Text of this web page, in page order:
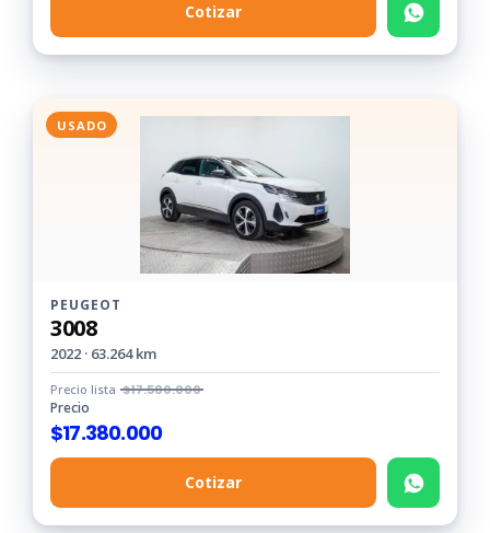
Cotizar
USADO
PEUGEOT
3008
2022 · 63.264 km
Precio lista $17.580.000
Precio
$17.380.000
Cotizar